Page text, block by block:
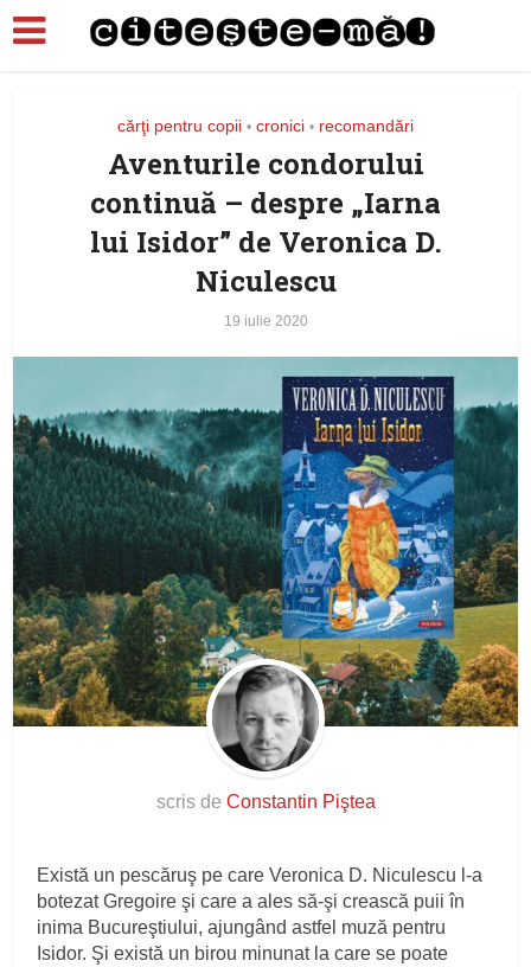
cărţi pentru copii • cronici • recomandări
Aventurile condorului
continuă – despre „Iarna
lui Isidor” de Veronica D.
Niculescu
19 iulie 2020
scris de Constantin Piştea
Există un pescăruş pe care Veronica D. Niculescu l-a
botezat Gregoire şi care a ales să-şi crească puii în
inima Bucureştiului, ajungând astfel muză pentru
Isidor. Şi există un birou minunat la care se poate